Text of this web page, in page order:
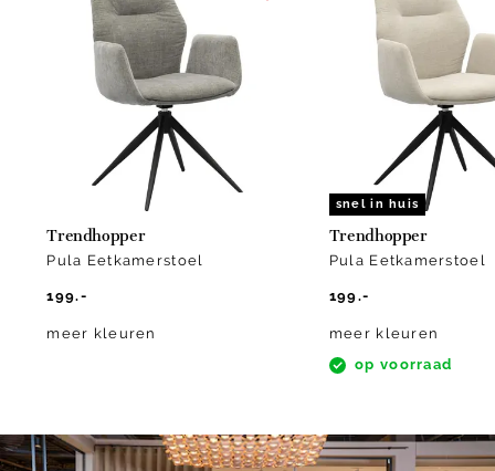
Trendhopper
Pula Eetkamerstoel
199.-
meer kleuren
snel in huis
Trendhopper
Pula Eetkamerstoel
199.-
meer kleuren
op voorraad